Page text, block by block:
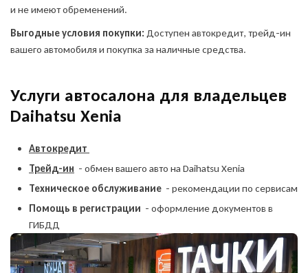
и не имеют обременений.
Выгодные условия покупки: Доступен автокредит, трейд-ин
вашего автомобиля и покупка за наличные средства.
Услуги автосалона для владельцев
Daihatsu Xenia
Автокредит
Трейд-ин - обмен вашего авто на Daihatsu Xenia
Техническое обслуживание - рекомендации по сервисам
Помощь в регистрации - оформление документов в
ГИБДД